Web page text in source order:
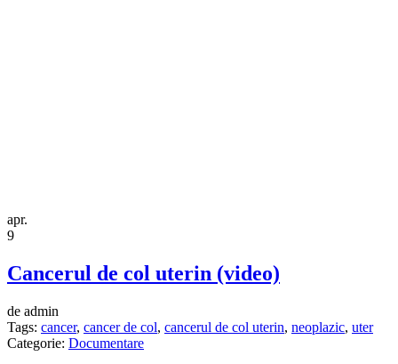
apr.
9
Cancerul de col uterin (video)
de admin
Tags: cancer, cancer de col, cancerul de col uterin, neoplazic, uter
Categorie: Documentare